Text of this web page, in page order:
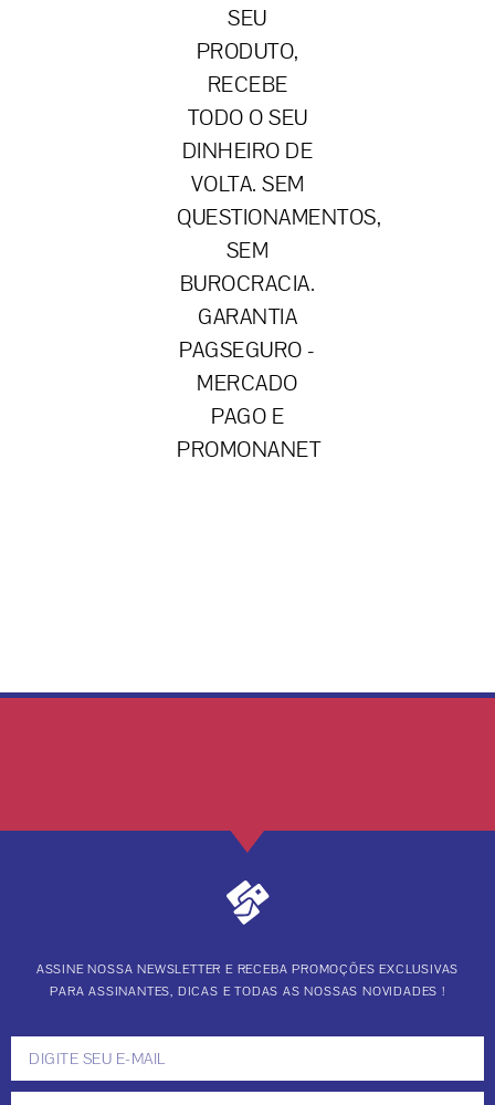
SEU
PRODUTO,
RECEBE
TODO O SEU
DINHEIRO DE
VOLTA. SEM
QUESTIONAMENTOS,
SEM
BUROCRACIA.
GARANTIA
PAGSEGURO -
MERCADO
PAGO E
PROMONANET
ASSINE NOSSA NEWSLETTER E RECEBA PROMOÇÕES EXCLUSIVAS
PARA ASSINANTES, DICAS E TODAS AS NOSSAS NOVIDADES !